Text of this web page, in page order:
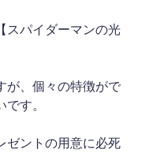
スパイダーマンの光
が、個々の特徴がで
す。
ゼントの用意に必死